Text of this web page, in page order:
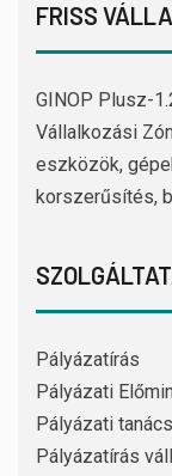
FRISS
GINOP Plusz-
Vállalkozási
eszközök,
korszerűsítés,
Pályázatírás
Pályázati
Pályázati
Pályázatírás